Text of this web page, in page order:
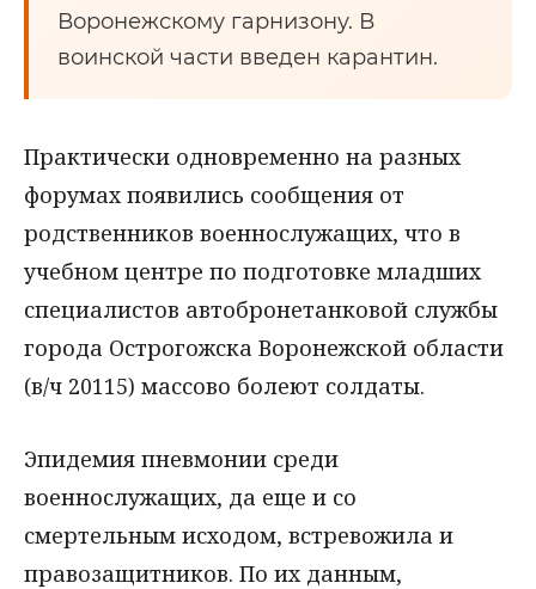
Воронежскому гарнизону. В
воинской части введен карантин.
Практически одновременно на разных
форумах появились сообщения от
родственников военнослужащих, что в
учебном центре по подготовке младших
специалистов автобронетанковой службы
города Острогожска Воронежской области
(в/ч 20115) массово болеют солдаты.
Эпидемия пневмонии среди
военнослужащих, да еще и со
смертельным исходом, встревожила и
правозащитников. По их данным,